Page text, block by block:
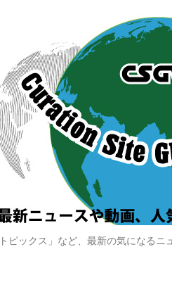
ピックス」など、最新の気になる